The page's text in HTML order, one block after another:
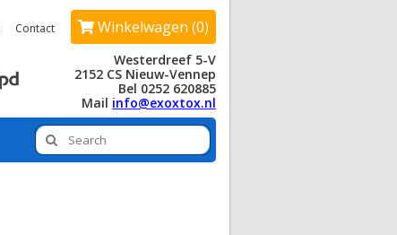
Winkelwagen (0)
Contact
Westerdreef 5-V
2152 CS Nieuw-Vennep
Bel 0252 620885
Mail info@exoxtox.nl